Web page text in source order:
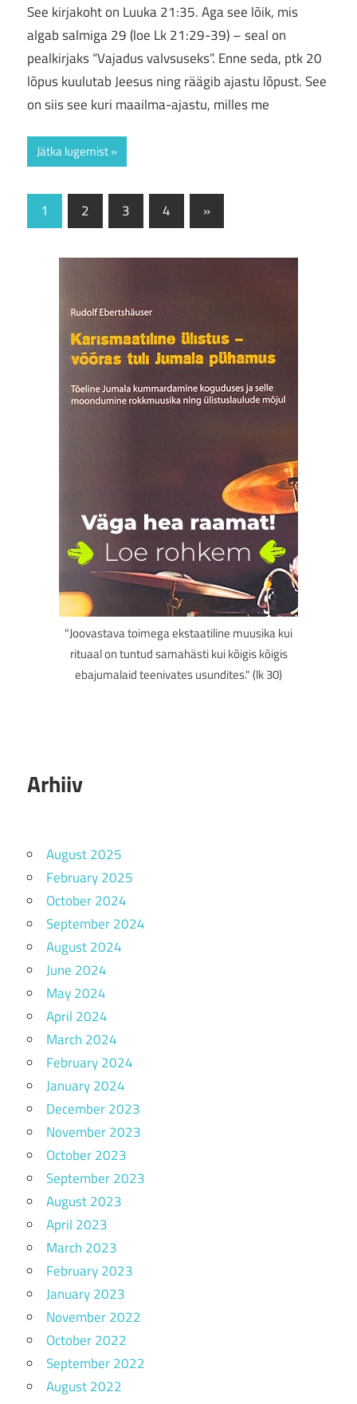
See kirjakoht on Luuka 21:35. Aga see lõik, mis
algab salmiga 29 (loe Lk 21:29-39) – seal on
pealkirjaks “Vajadus valvsuseks”. Enne seda, ptk 20
lõpus kuulutab Jeesus ning räägib ajastu lõpust. See
on siis see kuri maailma-ajastu, milles me
Jätka lugemist
Posts
pagination
1 2 3 4
Next
Posts
»
"Joovastava toimega ekstaatiline muusika kui
rituaal on tuntud samahästi kui kõigis kõigis
ebajumalaid teenivates usundites." (lk 30)
Arhiiv
August 2025
February 2025
October 2024
September 2024
August 2024
June 2024
May 2024
April 2024
March 2024
February 2024
January 2024
December 2023
November 2023
October 2023
September 2023
August 2023
April 2023
March 2023
February 2023
January 2023
November 2022
October 2022
September 2022
August 2022